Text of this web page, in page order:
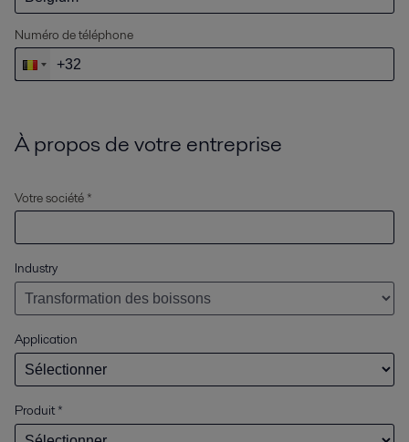
Numéro de téléphone
À propos de votre entreprise
Votre société *
Industry
Application
Produit*